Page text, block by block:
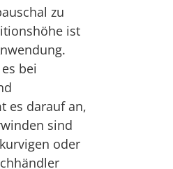
zu
ist
bei
es darauf an,
sind
oder